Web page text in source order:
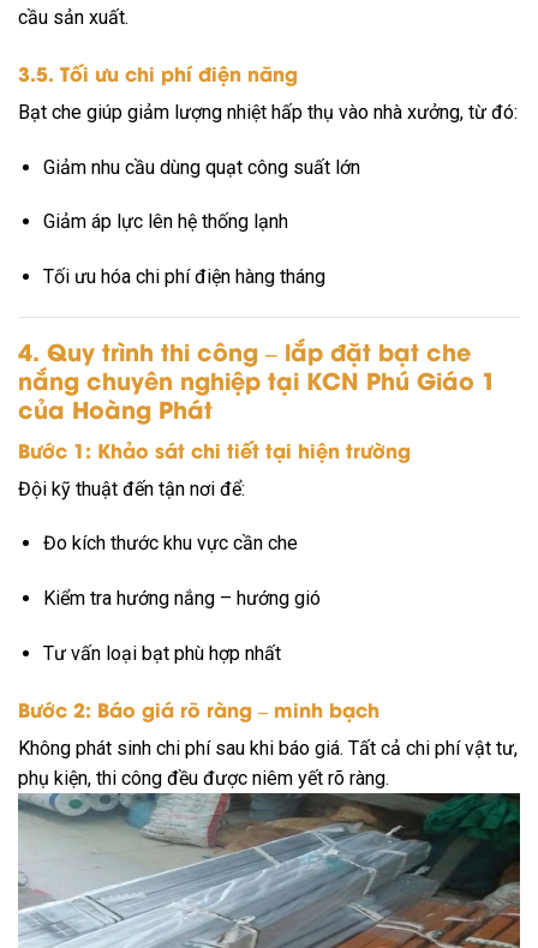
cầu sản xuất.
3.5. Tối ưu chi phí điện năng
Bạt che giúp giảm lượng nhiệt hấp thụ vào nhà xưởng, từ đó:
Giảm nhu cầu dùng quạt công suất lớn
Giảm áp lực lên hệ thống lạnh
Tối ưu hóa chi phí điện hàng tháng
4. Quy trình thi công – lắp đặt bạt che
nắng chuyên nghiệp tại KCN Phú Giáo 1
của Hoàng Phát
Bước 1: Khảo sát chi tiết tại hiện trường
Đội kỹ thuật đến tận nơi để:
Đo kích thước khu vực cần che
Kiểm tra hướng nắng – hướng gió
Tư vấn loại bạt phù hợp nhất
Bước 2: Báo giá rõ ràng – minh bạch
Không phát sinh chi phí sau khi báo giá. Tất cả chi phí vật tư,
phụ kiện, thi công đều được niêm yết rõ ràng.